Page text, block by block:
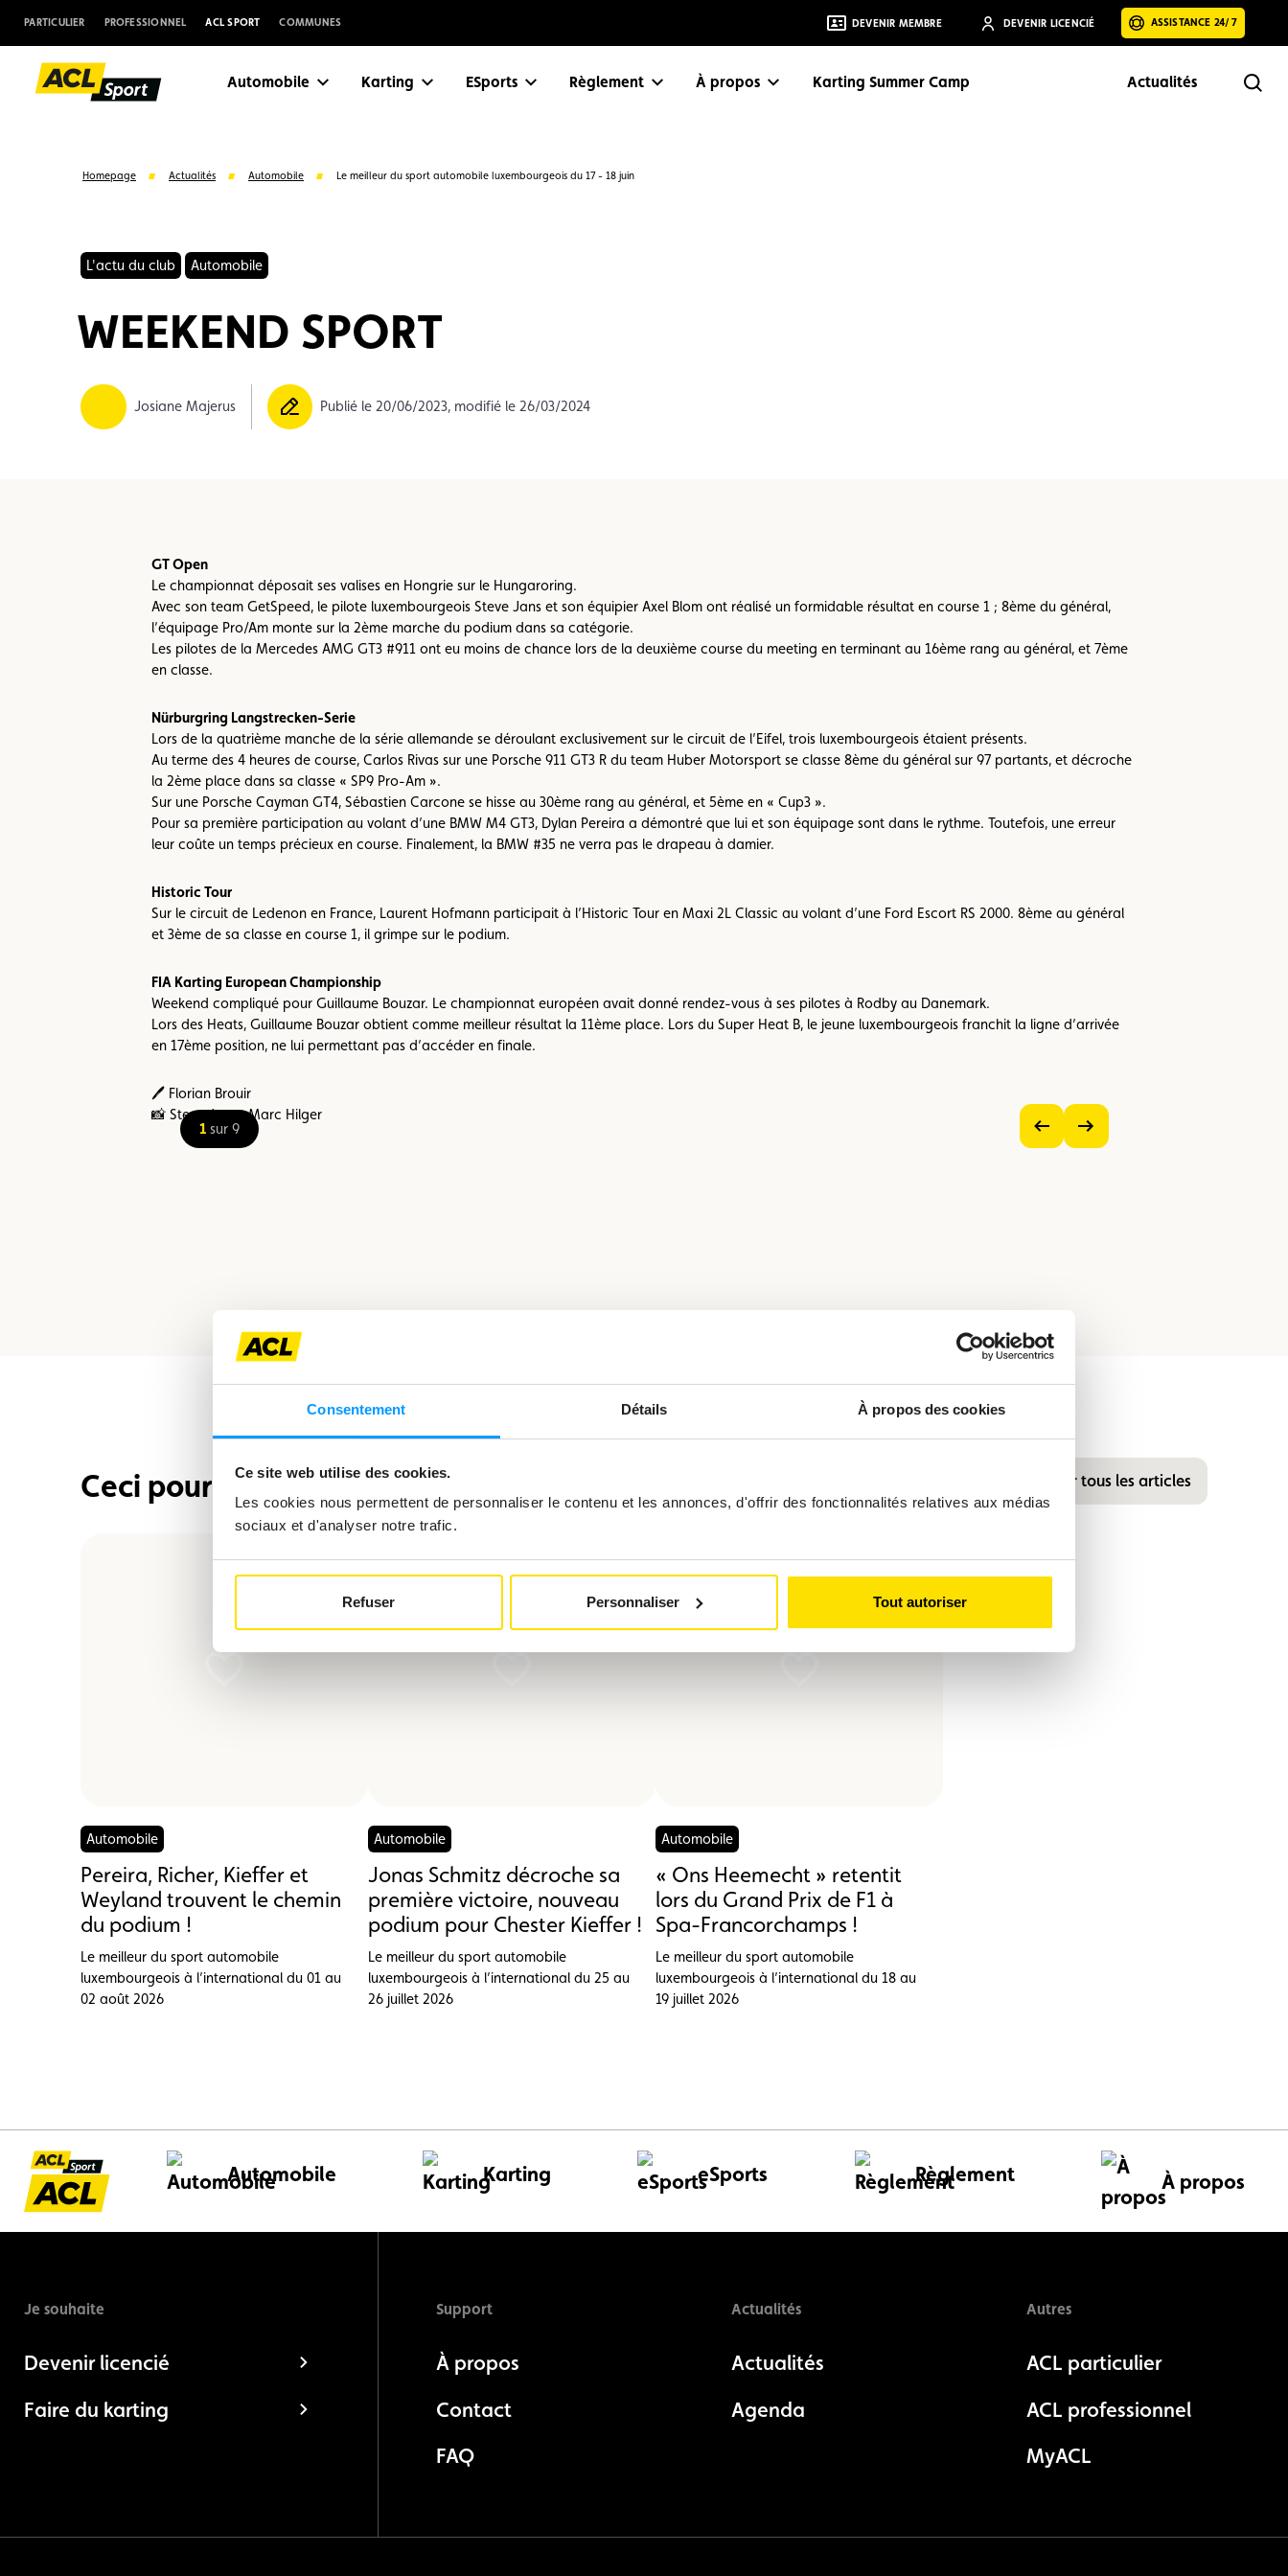
Consentement Détails À propos des cookies
Ce site web utilise des cookies.
Les cookies nous permettent de personnaliser le contenu et les annonces, d'offrir des fonctionnalités relatives aux médias
sociaux et d'analyser notre trafic.
Refuser Personnaliser Tout autoriser
PARTICULIER PROFESSIONNEL ACL SPORT COMMUNES DEVENIR MEMBRE DEVENIR LICENCIÉ ASSISTANCE 24/7
Automobile Karting eSports Règlement À propos Karting Summer Camp Actualités
Suggestions
Homepage Actualités Automobile Le meilleur du sport automobile luxembourgeois du 17 - 18 juin
L'actu du club Automobile
WEEKEND SPORT
Josiane Majerus Publié le 20/06/2023, modifié le 26/03/2024
GT Open
Le championnat déposait ses valises en Hongrie sur le Hungaroring.
Avec son team GetSpeed, le pilote luxembourgeois Steve Jans et son équipier Axel Blom ont réalisé un formidable résultat en course 1 ; 8ème du général,
l’équipage Pro/Am monte sur la 2ème marche du podium dans sa catégorie.
Les pilotes de la Mercedes AMG GT3 #911 ont eu moins de chance lors de la deuxième course du meeting en terminant au 16ème rang au général, et 7ème
en classe.
Nürburgring Langstrecken-Serie
Lors de la quatrième manche de la série allemande se déroulant exclusivement sur le circuit de l’Eifel, trois luxembourgeois étaient présents.
Au terme des 4 heures de course, Carlos Rivas sur une Porsche 911 GT3 R du team Huber Motorsport se classe 8ème du général sur 97 partants, et décroche
la 2ème place dans sa classe « SP9 Pro-Am ».
Sur une Porsche Cayman GT4, Sébastien Carcone se hisse au 30ème rang au général, et 5ème en « Cup3 ».
Pour sa première participation au volant d’une BMW M4 GT3, Dylan Pereira a démontré que lui et son équipage sont dans le rythme. Toutefois, une erreur
leur coûte un temps précieux en course. Finalement, la BMW #35 ne verra pas le drapeau à damier.
Historic Tour
Sur le circuit de Ledenon en France, Laurent Hofmann participait à l’Historic Tour en Maxi 2L Classic au volant d’une Ford Escort RS 2000. 8ème au général
et 3ème de sa classe en course 1, il grimpe sur le podium.
FIA Karting European Championship
Weekend compliqué pour Guillaume Bouzar. Le championnat européen avait donné rendez-vous à ses pilotes à Rodby au Danemark.
Lors des Heats, Guillaume Bouzar obtient comme meilleur résultat la 11ème place. Lors du Super Heat B, le jeune luxembourgeois franchit la ligne d’arrivée
en 17ème position, ne lui permettant pas d’accéder en finale.
🖊️ Florian Brouir
📸 Steve Jans ; Marc Hilger
1sur 9
Voir
Ceci pourrait également vous intéresser Voir tous les articles
Automobile
Pereira, Richer, Kieffer et
Weyland trouvent le chemin
du podium !
Le meilleur du sport automobile
luxembourgeois à l’international du 01 au
02 août 2026
Automobile
Jonas Schmitz décroche sa
première victoire, nouveau
podium pour Chester Kieffer !
Le meilleur du sport automobile
luxembourgeois à l’international du 25 au
26 juillet 2026
Automobile
« Ons Heemecht » retentit
lors du Grand Prix de F1 à
Spa-Francorchamps !
Le meilleur du sport automobile
luxembourgeois à l’international du 18 au
19 juillet 2026
Automobile Karting eSports Règlement À propos
Je souhaite
Devenir licencié
Faire du karting
Support
À propos
Contact
FAQ
Actualités
Actualités
Agenda
Autres
ACL particulier
ACL professionnel
MyACL